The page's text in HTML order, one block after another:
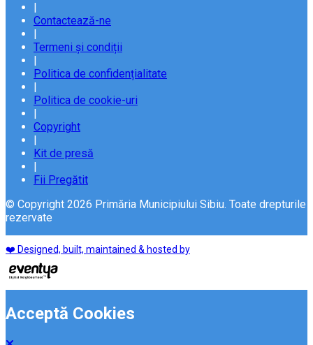
|
Contactează-ne
|
Termeni și condiții
|
Politica de confidențialitate
|
Politica de cookie-uri
|
Copyright
|
Kit de presă
|
Fii Pregătit
© Copyright 2026 Primăria Municipiului Sibiu. Toate drepturile
rezervate
❤️ Designed, built, maintained & hosted by
Acceptă Cookies